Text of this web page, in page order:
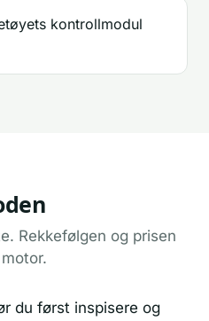
kontrollmodul
Rekkefølgen og prisen
du først inspisere og